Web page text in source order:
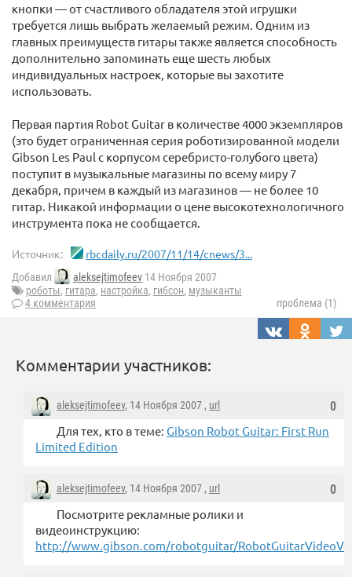
кнопки — от счастливого обладателя этой игрушки
требуется лишь выбрать желаемый режим. Одним из
главных преимуществ гитары также является способность
дополнительно запоминать еще шесть любых
индивидуальных настроек, которые вы захотите
использовать.
Первая партия Robot Guitar в количестве 4000 экземпляров
(это будет ограниченная серия роботизированной модели
Gibson Les Paul с корпусом серебристо-голубого цвета)
поступит в музыкальные магазины по всему миру 7
декабря, причем в каждый из магазинов — не более 10
гитар. Никакой информации о цене высокотехнологичного
инструмента пока не сообщается.
Источник: rbcdaily.ru/2007/11/14/cnews/3...
Добавил aleksejtimofeev 14 Ноября 2007
роботы, гитара, настройка, гибсон, музыканты
4 комментария
проблема (1)
Комментарии участников:
0
aleksejtimofeev, 14 Ноября 2007 , url
Для тех, кто в теме: Gibson Robot Guitar: First Run
Limited Edition
0
aleksejtimofeev, 14 Ноября 2007 , url
Посмотрите рекламные ролики и
видеоинструкцию:
http://www.gibson.com/robotguitar/